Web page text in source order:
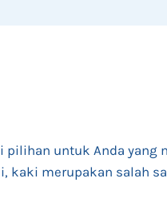
pilihan untuk Anda
kaki merupakan salah